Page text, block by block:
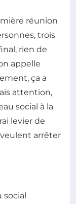
réunion
trois
rien de
appelle
ça a
attention,
social à la
levier de
arrêter